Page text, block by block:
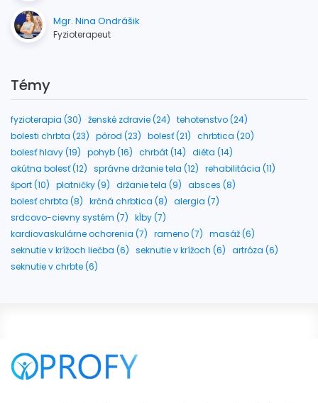
Mgr. Nina Ondrášik
Fyzioterapeut
Témy
fyzioterapia (30) ženské zdravie (24) tehotenstvo (24)
bolesti chrbta (23) pôrod (23) bolesť (21) chrbtica (20)
bolesť hlavy (19) pohyb (16) chrbát (14) diéta (14)
akútna bolesť (12) správne držanie tela (12) rehabilitácia (11)
šport (10) platničky (9) držanie tela (9) absces (8)
bolesť chrbta (8) krčná chrbtica (8) alergia (7)
srdcovo-cievny systém (7) kĺby (7)
kardiovaskulárne ochorenia (7) rameno (7) masáž (6)
seknutie v krížoch liečba (6) seknutie v krížoch (6) artróza (6)
seknutie v chrbte (6)